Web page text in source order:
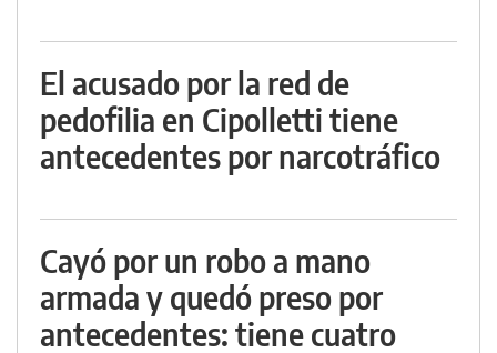
El acusado por la red de
pedofilia en Cipolletti tiene
antecedentes por narcotráfico
Cayó por un robo a mano
armada y quedó preso por
antecedentes: tiene cuatro